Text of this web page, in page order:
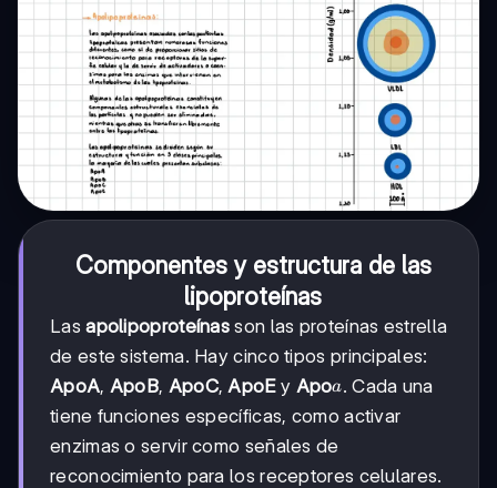
Componentes y estructura de las
lipoproteínas
Lasapolipoproteínas son las proteínas estrella
de este sistema. Hay cinco tipos principales:
ApoA, ApoB, ApoC, ApoEy Apoa
a. Cada una
tiene funciones específicas, como activar
enzimas o servir como señales de
reconocimiento para los receptores celulares.